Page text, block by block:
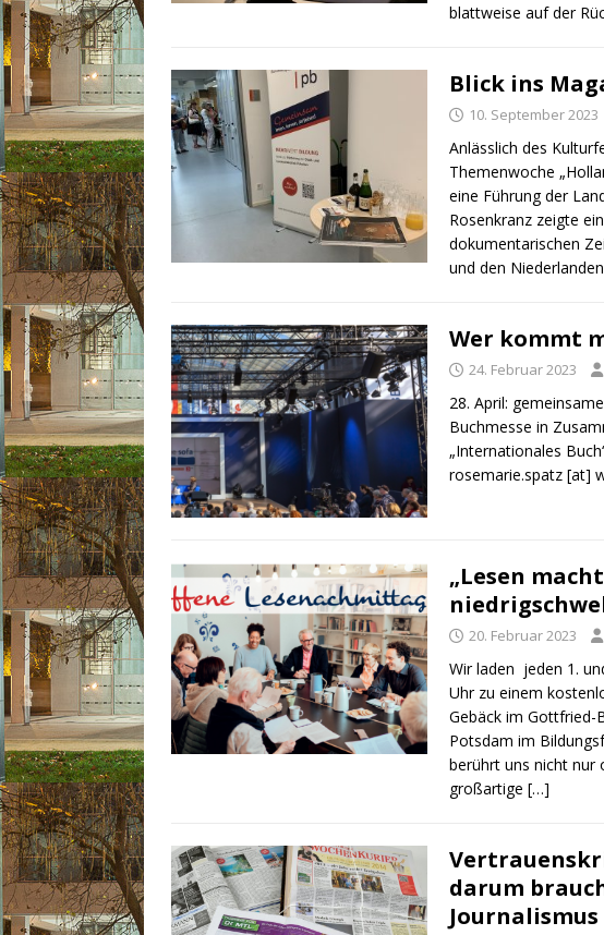
blattweise auf der
Blick ins
10. September 2023
Anlässlich des
Themenwoche
eine Führung der
Rosenkranz zeigte
dokumentarischen
und den
Wer kommt
24. Februar 2023
28. April:
Buchmesse in
„Internationales
rosemarie.spatz [at]
„Lesen
20. Februar 2023
Wir laden jeden 1.
Uhr zu einem
Gebäck im Gottfried-
Potsdam im
berührt uns nicht nur
großartige […]
darum
Journalismus